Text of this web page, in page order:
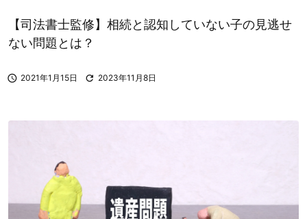
【司法書士監修】相続と認知していない子の見逃せ
ない問題とは？
 2021年1月15日  2023年11月8日